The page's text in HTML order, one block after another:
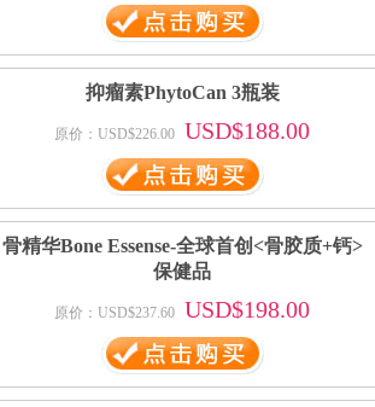
抑瘤素PhytoCan 3瓶装
原价：USD$226.00 USD$188.00
骨精华Bone Essense-全球首创<骨胶质+钙>
保健品
原价：USD$237.60 USD$198.00